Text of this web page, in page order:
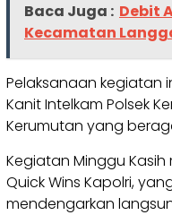
Baca Juga : Debit
Kecamatan
Pelaksanaan kegiatan
Kanit Intelkam Polsek
Kerumutan yang
Kegiatan Minggu
Quick Wins Kapolri,
mendengarkan